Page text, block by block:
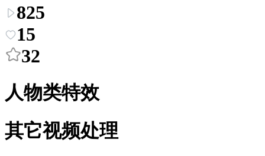
825
15
32
人物类特效
其它视频处理